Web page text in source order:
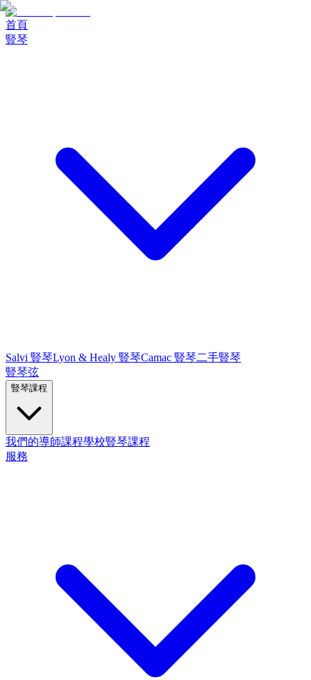
首頁
豎琴
Salvi 豎琴Lyon & Healy 豎琴Camac 豎琴二手豎琴
豎琴弦
豎琴課程
我們的導師課程學校豎琴課程
服務